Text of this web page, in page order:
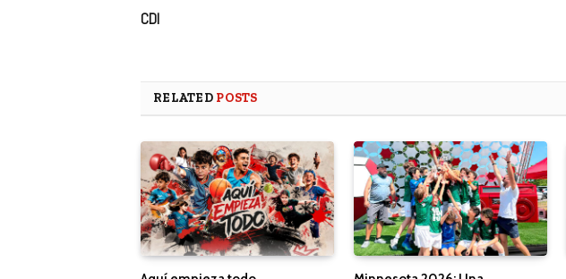
CDI
RELATED POSTS